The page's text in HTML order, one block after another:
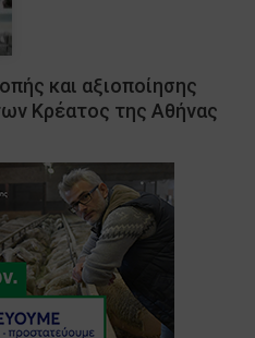
και αξιοποίησης
Κρέατος της Αθήνας